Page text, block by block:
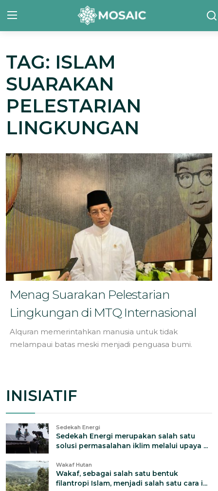
Contact
Tentang Kami
Risalah
Team Kami
Inisiatif
Sorotan Berita
Bahasa
TAG: ISLAM
SUARAKAN
PELESTARIAN
LINGKUNGAN
Menag Suarakan Pelestarian
Lingkungan di MTQ Internasional
Alquran memerintahkan manusia untuk tidak
melampaui batas meski menjadi penguasa bumi.
INISIATIF
Sedekah Energi
Sedekah Energi merupakan salah satu
solusi permasalahan iklim melalui upaya ...
Wakaf Hutan
Wakaf, sebagai salah satu bentuk
filantropi Islam, menjadi salah satu cara i...